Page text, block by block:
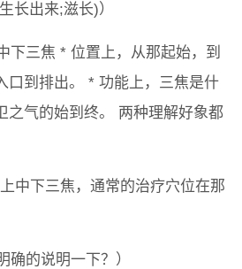
长出来;滋长)）
下三焦 * 位置上，从那起始，到
口到排出。 * 功能上，三焦是什
之气的始到终。 两种理解好象都
上中下三焦，通常的治疗穴位在那
确的说明一下？）